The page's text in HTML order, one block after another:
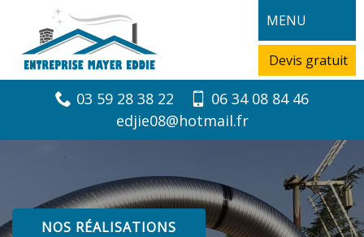
MENU
Devis gratuit
03 59 28 38 22
06 34 08 84 46
edjie08@hotmail.fr
NOS RÉALISATIONS